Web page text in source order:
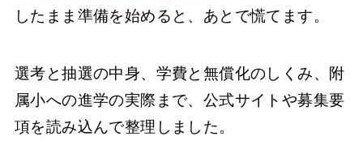
したまま準備を始めると、あとで慌てます。
選考と抽選の中身、学費と無償化のしくみ、附
属小への進学の実際まで、公式サイトや募集要
項を読み込んで整理しました。